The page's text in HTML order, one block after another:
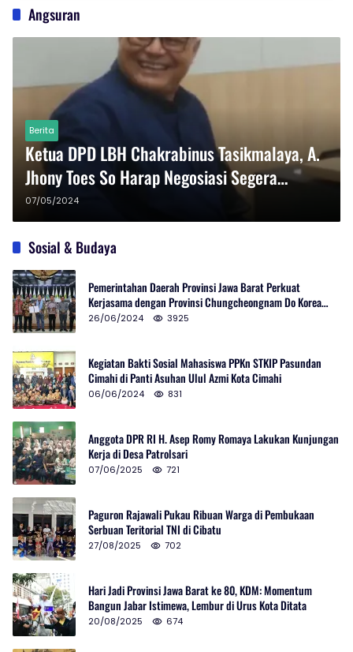
Angsuran
Berita
Ketua DPD LBH Chakrabinus Tasikmalaya, A.
Jhony Toes So Harap Negosiasi Segera
Selesai Dengan Kredit Plus
07/05/2024
Sosial & Budaya
Pemerintahan Daerah Provinsi Jawa Barat Perkuat
Kerjasama dengan Provinsi Chungcheongnam Do Korea
Selatan
26/06/2024 3925
Kegiatan Bakti Sosial Mahasiswa PPKn STKIP Pasundan
Cimahi di Panti Asuhan Ulul Azmi Kota Cimahi
06/06/2024 831
Anggota DPR RI H. Asep Romy Romaya Lakukan Kunjungan
Kerja di Desa Patrolsari
07/06/2025 721
Paguron Rajawali Pukau Ribuan Warga di Pembukaan
Serbuan Teritorial TNI di Cibatu
27/08/2025 702
Hari Jadi Provinsi Jawa Barat ke 80, KDM: Momentum
Bangun Jabar Istimewa, Lembur di Urus Kota Ditata
20/08/2025 674